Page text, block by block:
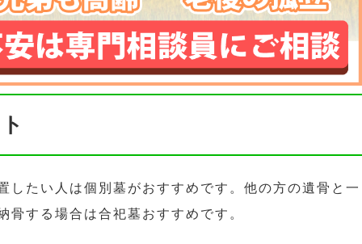
したい人は個別墓がおすすめです。他の方の遺骨と一
骨する場合は合祀墓おすすめです。